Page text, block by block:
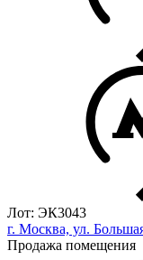
Лот: ЭК3043
г. Москва, ул.
Продажа помещения